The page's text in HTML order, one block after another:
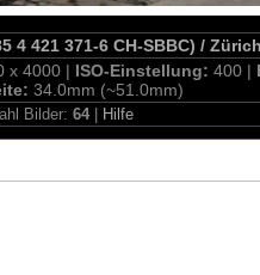
4 421 371-6 CH-SBBC) /
x 4000 | ISO-Einstellung: 400 |
34.0mm (~51.0mm)
Bilder: 64 Hilfe